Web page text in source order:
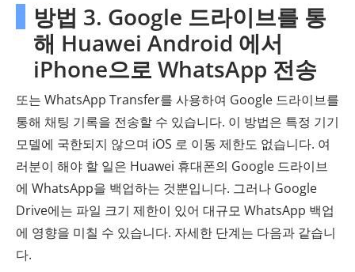
방법 3. Google 드라이브를 통
해 Huawei Android 에서
iPhone으로 WhatsApp 전송
또는 WhatsApp Transfer를 사용하여 Google 드라이브를
통해 채팅 기록을 전송할 수 있습니다. 이 방법은 특정 기기
모델에 국한되지 않으며 iOS 로 이동 제한도 없습니다. 여
러분이 해야 할 일은 Huawei 휴대폰의 Google 드라이브
에 WhatsApp을 백업하는 것뿐입니다. 그러나 Google
Drive에는 파일 크기 제한이 있어 대규모 WhatsApp 백업
에 영향을 미칠 수 있습니다. 자세한 단계는 다음과 같습니
다.